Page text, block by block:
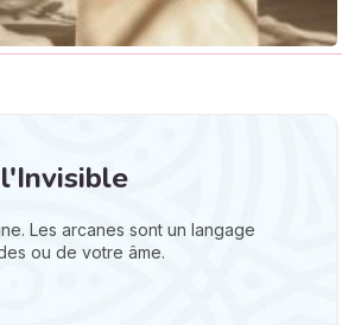
Les arcanes sont un langage
ou de votre âme.